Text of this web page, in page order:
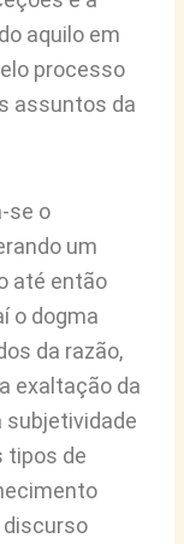
aquilo em
processo
assuntos da
se o
um
até então
o dogma
da razão,
exaltação da
subjetividade
tipos de
discurso